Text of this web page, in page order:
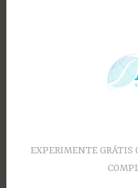
EXPERIMENTE GRÁTIS